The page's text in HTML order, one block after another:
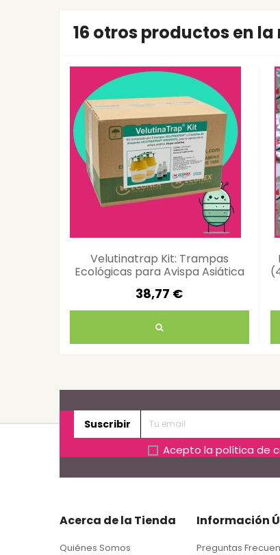
16 otros productos en
Velutinatrap Kit: Trampas
Ecológicas para Avispa Asiática
38,77 €
Suscribir
Acepto la política de
Acerca de la Tienda
Quiénes Somos
Información
Preguntas